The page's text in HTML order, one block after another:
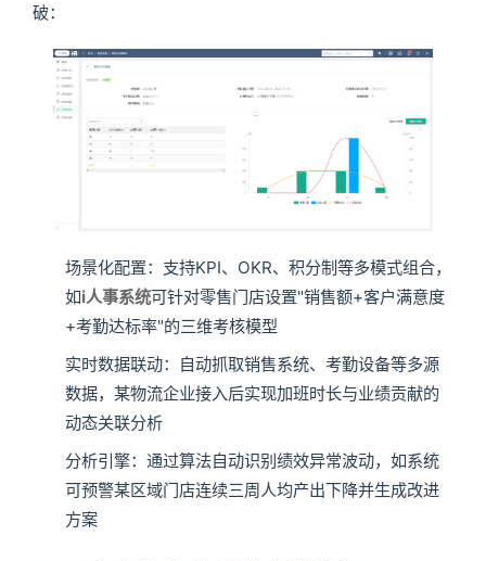
破：
场景化配置：支持KPI、OKR、积分制等多模式组合，
如i人事系统可针对零售门店设置"销售额+客户满意度
+考勤达标率"的三维考核模型
实时数据联动：自动抓取销售系统、考勤设备等多源
数据，某物流企业接入后实现加班时长与业绩贡献的
动态关联分析
分析引擎：通过算法自动识别绩效异常波动，如系统
可预警某区域门店连续三周人均产出下降并生成改进
方案